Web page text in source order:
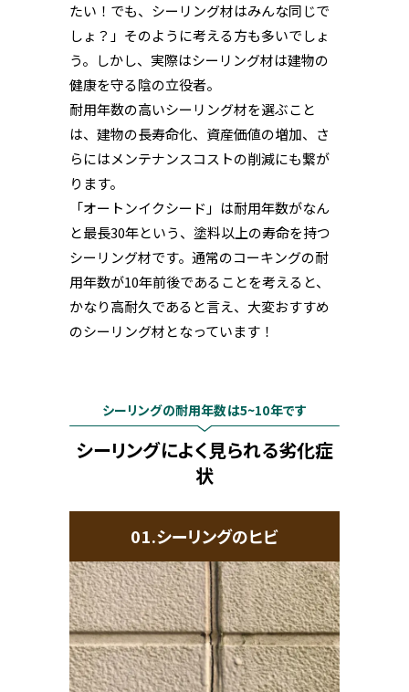
たい！でも、シーリング材はみんな同じで
しょ？」そのように考える方も多いでしょ
う。しかし、実際はシーリング材は建物の
健康を守る陰の立役者。
耐用年数の高いシーリング材を選ぶこと
は、建物の長寿命化、資産価値の増加、さ
らにはメンテナンスコストの削減にも繋が
ります。
「オートンイクシード」は耐用年数がなん
と最長30年という、塗料以上の寿命を持つ
シーリング材です。通常のコーキングの耐
用年数が10年前後であることを考えると、
かなり高耐久であると言え、大変おすすめ
のシーリング材となっています！
シーリングの耐用年数は5~10年です
シーリングによく見られる劣化症
状
01.シーリングのヒビ